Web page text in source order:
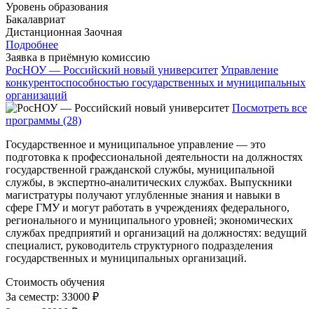
Уровень образования
Бакалавриат
Дистанционная Заочная
Подробнее
Заявка в приёмную комиссию
РосНОУ — Российский новый университет Управление
конкурентоспособностью государственных и муниципальных
организаций
Посмотреть все
программы (28)
Государственное и муниципальное управление — это
подготовка к профессиональной деятельности на должностях
государственной гражданской службы, муниципальной
службы, в экспертно-аналитических службах. Выпускники
магистратуры получают углубленные знания и навыки в
сфере ГМУ и могут работать в учреждениях федерального,
регионального и муниципального уровней; экономических
службах предприятий и организаций на должностях: ведущий
специалист, руководитель структурного подразделения
государственных и муниципальных организаций.
Стоимость обучения
За семестр: 33000 ₽